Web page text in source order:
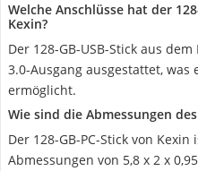
Welche Anschlüsse hat der
Kexin?
Der 128-GB-USB-Stick aus
3.0-Ausgang ausgestattet,
ermöglicht.
Wie sind die Abmessungen
Der 128-GB-PC-Stick von
Abmessungen von 5,8 x 2 x